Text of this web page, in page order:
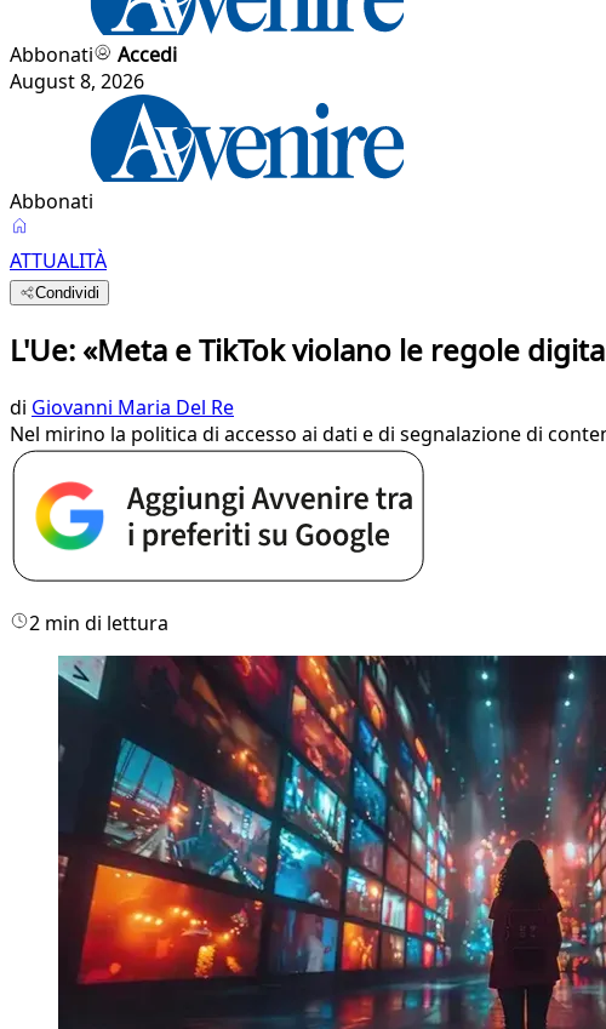
Abbonati
Accedi
August 8, 2026
Abbonati
ATTUALITÀ
Condividi
L'Ue: «Meta e TikTok violano le regole
di Giovanni Maria Del Re
Nel mirino la politica di accesso ai dati e di segnalazione di
2 min di lettura